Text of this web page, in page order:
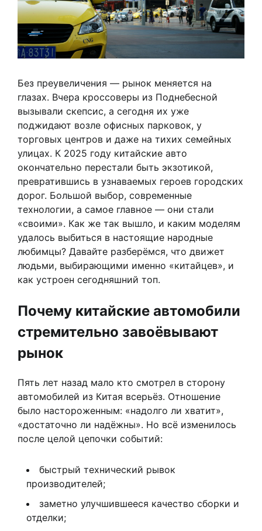
Без преувеличения — рынок меняется на
глазах. Вчера кроссоверы из Поднебесной
вызывали скепсис, а сегодня их уже
поджидают возле офисных парковок, у
торговых центров и даже на тихих семейных
улицах. К 2025 году китайские авто
окончательно перестали быть экзотикой,
превратившись в узнаваемых героев городских
дорог. Большой выбор, современные
технологии, а самое главное — они стали
«своими». Как же так вышло, и каким моделям
удалось выбиться в настоящие народные
любимцы? Давайте разберёмся, что движет
людьми, выбирающими именно «китайцев», и
как устроен сегодняшний топ.
Почему китайские автомобили
стремительно завоёвывают
рынок
Пять лет назад мало кто смотрел в сторону
автомобилей из Китая всерьёз. Отношение
было настороженным: «надолго ли хватит»,
«достаточно ли надёжны». Но всё изменилось
после целой цепочки событий:
быстрый технический рывок
производителей;
заметно улучшившееся качество сборки и
отделки;